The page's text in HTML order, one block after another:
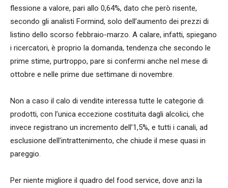
flessione a valore, pari allo 0,64%, dato che però risente,
secondo gli analisti Formind, solo dell’aumento dei prezzi di
listino dello scorso febbraio-marzo. A calare, infatti, spiegano
i ricercatori, è proprio la domanda, tendenza che secondo le
prime stime, purtroppo, pare si confermi anche nel mese di
ottobre e nelle prime due settimane di novembre.
Non a caso il calo di vendite interessa tutte le categorie di
prodotti, con l’unica eccezione costituita dagli alcolici, che
invece registrano un incremento dell’1,5%, e tutti i canali, ad
esclusione dell’intrattenimento, che chiude il mese quasi in
pareggio.
Per niente migliore il quadro del food service, dove anzi la